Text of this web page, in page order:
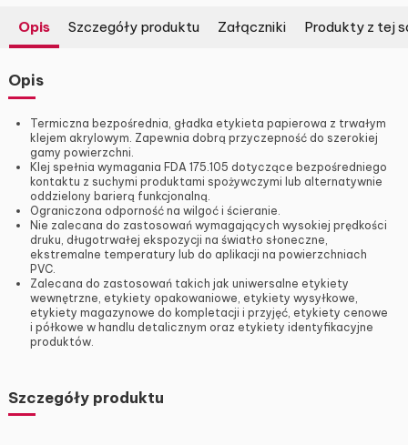
Opis Szczegóły produktu Załączniki Produkty z tej
Opis
Termiczna bezpośrednia, gładka etykieta papierowa z trwałym
klejem akrylowym. Zapewnia dobrą przyczepność do szerokiej
gamy powierzchni.
Klej spełnia wymagania FDA 175.105 dotyczące bezpośredniego
kontaktu z suchymi produktami spożywczymi lub alternatywnie
oddzielony barierą funkcjonalną.
Ograniczona odporność na wilgoć i ścieranie.
Nie zalecana do zastosowań wymagających wysokiej prędkości
druku, długotrwałej ekspozycji na światło słoneczne,
ekstremalne temperatury lub do aplikacji na powierzchniach
PVC.
Zalecana do zastosowań takich jak uniwersalne etykiety
wewnętrzne, etykiety opakowaniowe, etykiety wysyłkowe,
etykiety magazynowe do kompletacji i przyjęć, etykiety cenowe
i półkowe w handlu detalicznym oraz etykiety identyfikacyjne
produktów.
Szczegóły produktu